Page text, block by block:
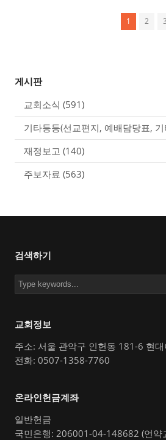
1 2 3
게시판
교회소식 (591)
기타등등(선교편지, 예배담당표, 기
재정보고 (140)
주보자료 (563)
검색하기
교회정보
주소: 서울 관악구 인헌동 181-6 현
전화: 0507-1358-7760
온라인헌금계좌
일반헌금
국민은행: 206001-04-148682 (언약